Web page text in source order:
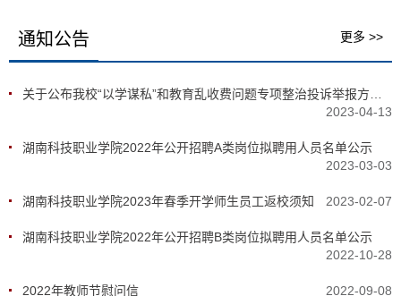
通知公告 更多 >>
2023-04-13
湖南科技职业学院2022年公开招聘A类岗位拟聘用人员名单公示
2023-03-03
湖南科技职业学院2023年春季开学师生员工返校须知 2023-02-07
湖南科技职业学院2022年公开招聘B类岗位拟聘用人员名单公示
2022-10-28
2022年教师节慰问信 2022-09-08